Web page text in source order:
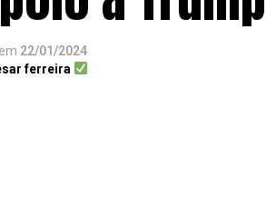
em 22/01/2024
ferreira